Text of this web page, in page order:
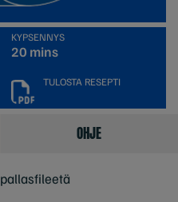
KYPSENNYS
20 mins
TULOSTA RESEPTI
OHJE